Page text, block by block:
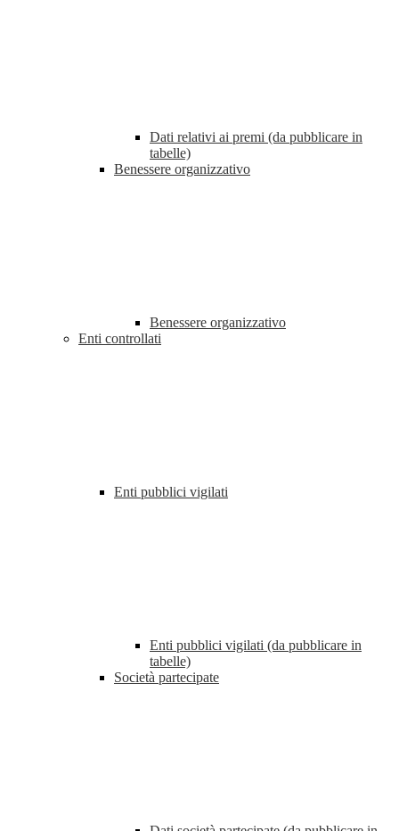
Dati relativi ai premi (da pubblicare in
tabelle)
Benessere organizzativo
Benessere organizzativo
Enti controllati
Enti pubblici vigilati
Enti pubblici vigilati (da pubblicare in
tabelle)
Società partecipate